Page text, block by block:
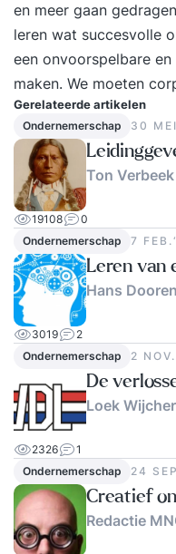
en meer gaan
leren wat succesvolle
een onvoorspelbare
maken. We moeten
Gerelateerde artikelen
Ondernemerschap 30
Ton Verbeek
19108
0
Ondernemerschap
7
Leren van
Hans
3019
2
Ondernemerschap
2
De
Loek
2326
1
Ondernemerschap
24
Creatief
Redactie